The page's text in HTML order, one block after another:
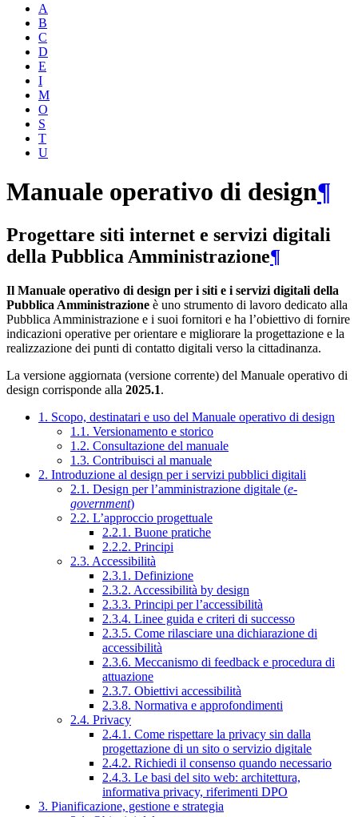
A
B
C
D
E
I
M
O
S
T
U
Manuale operativo di design¶
Progettare siti internet e servizi digitali
della Pubblica Amministrazione¶
Il Manuale operativo di design per i siti e i servizi digitali della
Pubblica Amministrazione è uno strumento di lavoro dedicato alla
Pubblica Amministrazione e i suoi fornitori e ha l’obiettivo di fornire
indicazioni operative per orientare e migliorare la progettazione e la
realizzazione dei punti di contatto digitali verso la cittadinanza.
La versione aggiornata (versione corrente) del Manuale operativo di
design corrisponde alla 2025.1.
1. Scopo, destinatari e uso del Manuale operativo di design
1.1. Versionamento e storico
1.2. Consultazione del manuale
1.3. Contribuisci al manuale
2. Introduzione al design per i servizi pubblici digitali
2.1. Design per l’amministrazione digitale (e-
government)
2.2. L’approccio progettuale
2.2.1. Buone pratiche
2.2.2. Principi
2.3. Accessibilità
2.3.1. Definizione
2.3.2. Accessibilità by design
2.3.3. Principi per l’accessibilità
2.3.4. Linee guida e criteri di successo
2.3.5. Come rilasciare una dichiarazione di
accessibilità
2.3.6. Meccanismo di feedback e procedura di
attuazione
2.3.7. Obiettivi accessibilità
2.3.8. Normativa e approfondimenti
2.4. Privacy
2.4.1. Come rispettare la privacy sin dalla
progettazione di un sito o servizio digitale
2.4.2. Richiedi il consenso quando necessario
2.4.3. Le basi del sito web: architettura,
informativa privacy, riferimenti DPO
3. Pianificazione, gestione e strategia